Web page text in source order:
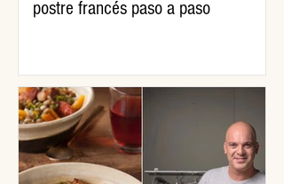
postre francés paso a paso